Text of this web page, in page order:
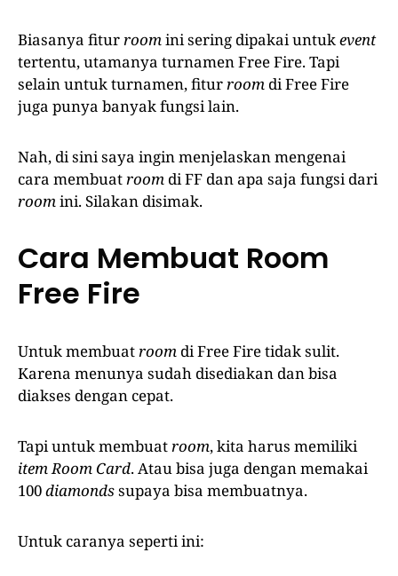
Biasanya fiturroomini sering dipakai untukevent
tertentu, utamanya turnamen Free Fire. Tapi
selain untuk turnamen, fiturroom di Free Fire
juga punya banyak fungsi lain.
Nah, di sini saya ingin menjelaskan mengenai
cara membuatroom di FF dan apa saja fungsi dari
roomini. Silakan disimak.
Cara Membuat Room
Free Fire
Untuk membuatroom di Free Fire tidak sulit.
Karena menunya sudah disediakan dan bisa
diakses dengan cepat.
Tapi untuk membuatroom, kita harus memiliki
item Room Card. Atau bisa juga dengan memakai
100diamondssupaya bisa membuatnya.
Untuk caranya seperti ini: